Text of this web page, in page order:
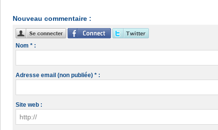
Nouveau commentaire :
Nom * :
Adresse email (non publiée) * :
Site web :